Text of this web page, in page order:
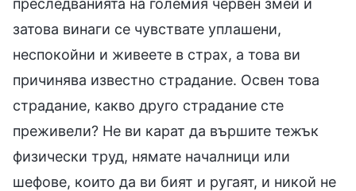
затова винаги се чувствате уплашени,
неспокойни и живеете в страх, а това ви
причинява известно страдание. Освен това
страдание, какво друго страдание сте
преживели? Не ви карат да вършите тежък
физически труд, нямате началници или
шефове, които да ви бият и ругаят, и никой не